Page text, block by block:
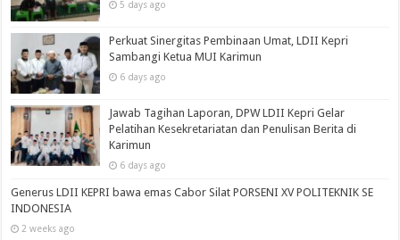
5 days ago
Perkuat Sinergitas Pembinaan Umat, LDII Kepri
Sambangi Ketua MUI Karimun
6 days ago
Jawab Tagihan Laporan, DPW LDII Kepri Gelar
Pelatihan Kesekretariatan dan Penulisan Berita di
Karimun
6 days ago
Generus LDII KEPRI bawa emas Cabor Silat PORSENI XV POLITEKNIK SE
INDONESIA
2 weeks ago